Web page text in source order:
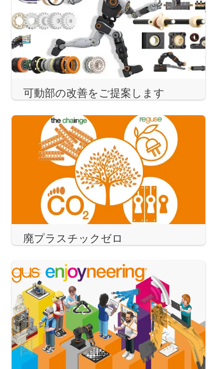
可動部の改善をご提案します
廃プラスチックゼロ